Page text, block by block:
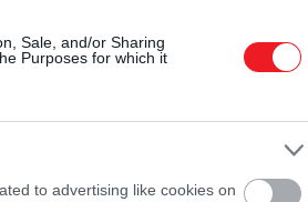
Sale, and/or Sharing
Purposes for which it
to advertising like cookies on